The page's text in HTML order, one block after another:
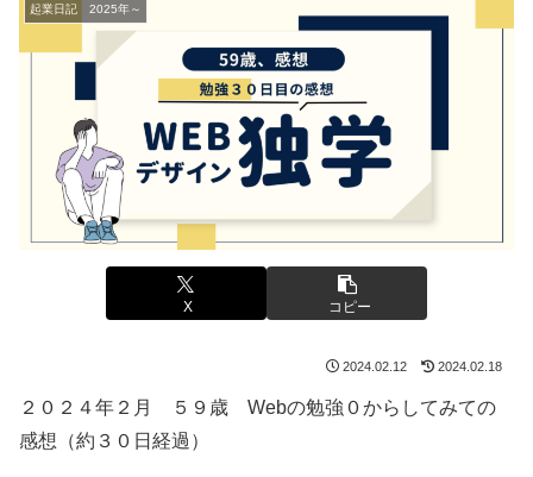
起業日記 2025年～
X コピー
2024.02.12 2024.02.18
２０２４年２月 ５９歳 Webの勉強０からしてみての
感想（約３０日経過）